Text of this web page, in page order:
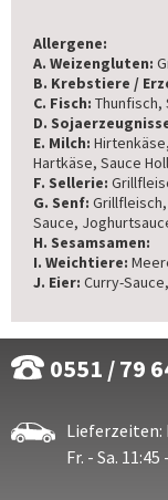
Allergene:
A. Weizengluten:
B. Krebstiere /
C. Fisch: Thunfisch,
D.
E. Milch: Hirtenkäse
Hartkäse, Sauce
F. Sellerie:
G. Senf: Grillfleisch,
Sauce,
H. Sesamsamen:
I. Weichtiere:
J. Eier: Curry-
0551 / 79
Lieferzeiten:
Fr. - Sa.